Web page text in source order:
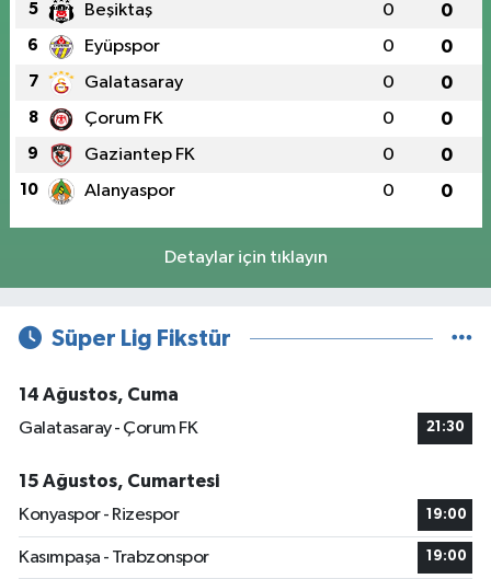
5 Beşiktaş 0 0
6 Eyüpspor 0 0
7 Galatasaray 0 0
8 Çorum FK 0 0
9 Gaziantep FK 0 0
10 Alanyaspor 0 0
Detaylar için tıklayın
Süper Lig Fikstür
14 Ağustos, Cuma
Galatasaray - Çorum FK
21:30
15 Ağustos, Cumartesi
Konyaspor - Rizespor
19:00
Kasımpaşa - Trabzonspor 19:00